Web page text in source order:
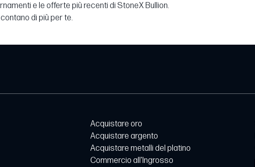
e le offerte più recenti di StoneX Bullion.
di più per te.
Acquistare oro
Acquistare argento
Acquistare metalli del platino
Commercio all'Ingrosso